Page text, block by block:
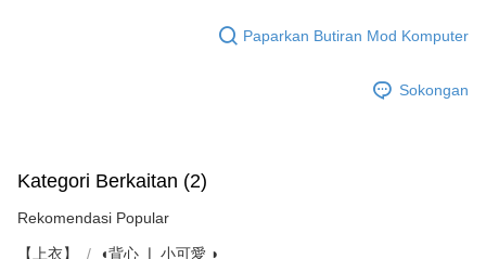
Paparkan Butiran Mod Komputer
Sokongan
Kategori Berkaitan (2)
Rekomendasi Popular
【上衣】 ◖背心 ❘ 小可愛 ◗